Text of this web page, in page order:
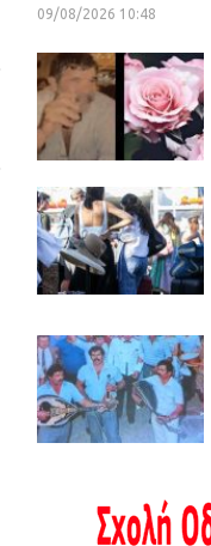
09/08/2026 10:48